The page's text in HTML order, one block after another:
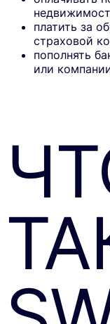
платить за
страховой
пополнять
или